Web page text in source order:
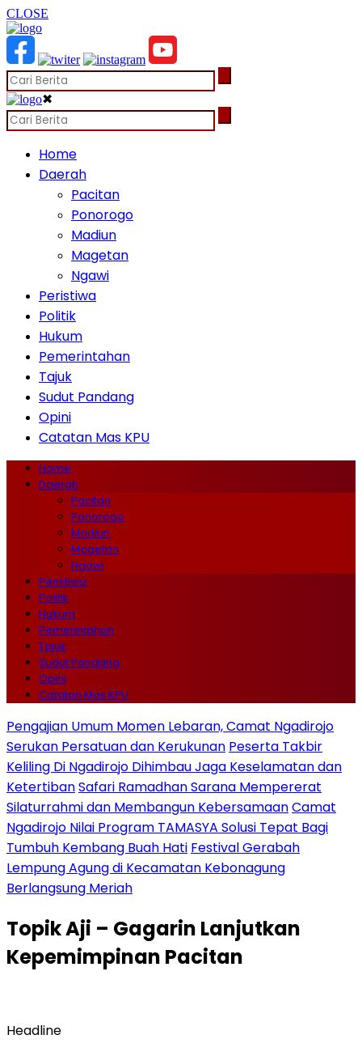
CLOSE
✖
Home
Daerah
Pacitan
Ponorogo
Madiun
Magetan
Ngawi
Peristiwa
Politik
Hukum
Pemerintahan
Tajuk
Sudut Pandang
Opini
Catatan Mas KPU
Home
Daerah
Pacitan
Ponorogo
Madiun
Magetan
Ngawi
Peristiwa
Politik
Hukum
Pemerintahan
Tajuk
Sudut Pandang
Opini
Catatan Mas KPU
Pengajian Umum Momen Lebaran, Camat Ngadirojo
Serukan Persatuan dan Kerukunan Peserta Takbir
Keliling Di Ngadirojo Dihimbau Jaga Keselamatan dan
KetertibanSafari Ramadhan Sarana Mempererat
Silaturrahmi dan Membangun KebersamaanCamat
Ngadirojo Nilai Program TAMASYA Solusi Tepat Bagi
Tumbuh Kembang Buah Hati Festival Gerabah
Lempung Agung di Kecamatan Kebonagung
Berlangsung Meriah
TopikAji – Gagarin Lanjutkan
Kepemimpinan Pacitan
Headline